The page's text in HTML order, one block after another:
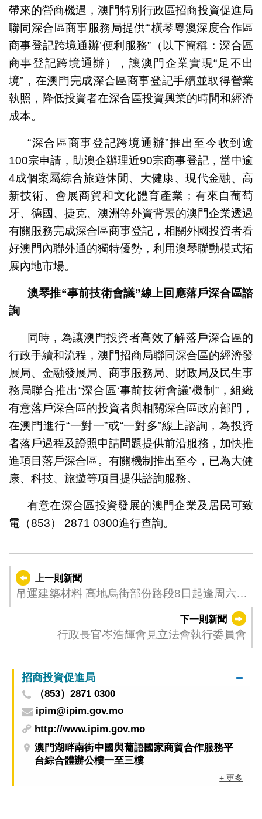
帶來的營商機遇，澳門特別行政區招商投資促進局
聯同深合區商事服務局提供“‘橫琴粵澳深度合作區
商事登記跨境通辦’便利服務”（以下簡稱：深合區
商事登記跨境通辦），讓澳門企業實現“足不出
境”，在澳門完成深合區商事登記手續並取得營業
執照，降低投資者在深合區投資興業的時間和經濟
成本。
“深合區商事登記跨境通辦”推出至今收到逾
100宗申請，助澳企辦理近90宗商事登記，當中逾
4成個案屬綜合旅遊休閒、大健康、現代金融、高
新技術、會展商貿和文化體育產業；有來自葡萄
牙、德國、捷克、澳洲等外資背景的澳門企業透過
有關服務完成深合區商事登記，相關外國投資者看
好澳門內聯外通的獨特優勢，利用澳琴聯動模式拓
展內地市場。
澳琴推“事前技術會議”線上回應落戶深合區諮
詢
同時，為讓澳門投資者高效了解落戶深合區的
行政手續和流程，澳門招商局聯同深合區的經濟發
展局、金融發展局、商事服務局、財政局及民生事
務局聯合推出“深合區‘事前技術會議’機制”，組織
有意落戶深合區的投資者與相關深合區政府部門，
在澳門進行“一對一”或“一對多”線上諮詢，為投資
者落戶過程及證照申請問題提供前沿服務，加快推
進項目落戶深合區。有關機制推出至今，已為大健
康、科技、旅遊等項目提供諮詢服務。
有意在深合區投資發展的澳門企業及居民可致
電（853） 2871 0300進行查詢。
上一則新聞
吊運建築材料 高地烏街部份路段8日起逢周六上
下一則新聞
行政長官岑浩輝會見立法會執行委員會
招商投資促進局
（853）2871 0300
ipim@ipim.gov.mo
http://www.ipim.gov.mo
澳門湖畔南街中國與葡語國家商貿合作服務平
台綜合體辦公樓一至三樓
+ 更多